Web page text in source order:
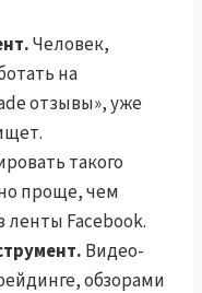
Человек,
на
отзывы», уже
такого
проще, чем
ленты Facebook.
Видео-
обзорами